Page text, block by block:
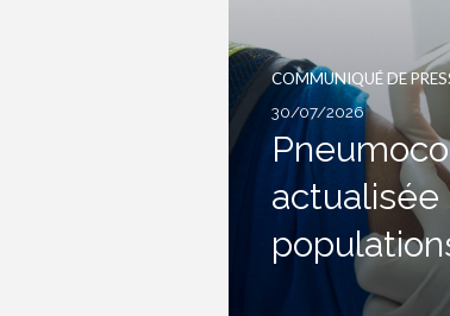
COMMUNIQUÉ DE
30/07/2026